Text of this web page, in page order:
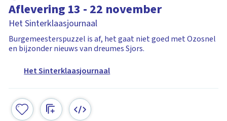
Aflevering 13 - 22 november
Het Sinterklaasjournaal
Burgemeesterspuzzel is af, het gaat niet goed met Ozosnel
en bijzonder nieuws van dreumes Sjors.
Het Sinterklaasjournaal